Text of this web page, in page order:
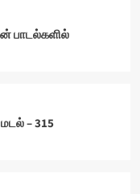
பாடல்களில்
– 315